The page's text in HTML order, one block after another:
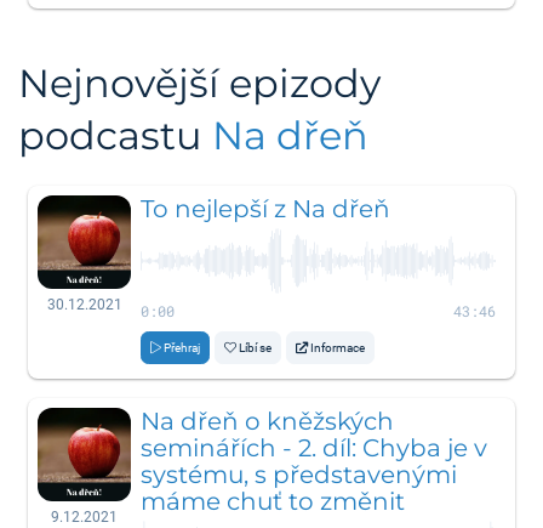
Nejnovější epizody
podcastu Na dřeň
30.12.2021
To nejlepší z Na dřeň
0:00 43:46
Přehraj Líbí se Informace
9.12.2021
Na dřeň o kněžských
seminářích - 2. díl: Chyba je v
systému, s představenými
máme chuť to změnit